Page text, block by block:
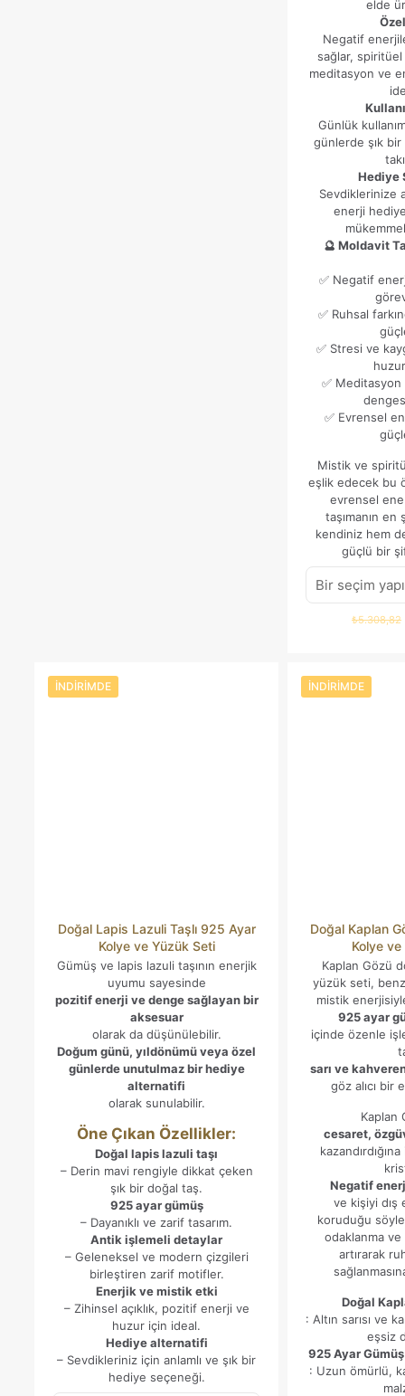
elde
Negatif
sağlar, spiritüel
meditasyon ve
Günlük
günlerde şık bir
Hediye
Sevdiklerinize
enerji
🔮 Moldavit
✅ Negatif
✅ Ruhsal
✅ Stresi ve
✅ Meditasyon
✅ Evrensel
Mistik ve
eşlik edecek bu
evrensel
taşımanın en
kendiniz hem
güçlü bir
₺5.308,82
İNDIRIMDE
Doğal Lapis Lazuli Taşlı 925 Ayar
Kolye ve Yüzük Seti
Gümüş ve lapis lazuli taşının enerjik
uyumu sayesinde
pozitif enerji ve denge sağlayan bir
aksesuar
olarak da düşünülebilir.
Doğum günü, yıldönümü veya özel
günlerde unutulmaz bir hediye
alternatifi
olarak sunulabilir.
Öne Çıkan Özellikler:
Doğal lapis lazuli taşı
– Derin mavi rengiyle dikkat çeken
şık bir doğal taş.
925 ayar gümüş
– Dayanıklı ve zarif tasarım.
Antik işlemeli detaylar
– Geleneksel ve modern çizgileri
birleştiren zarif motifler.
Enerjik ve mistik etki
– Zihinsel açıklık, pozitif enerji ve
huzur için ideal.
Hediye alternatifi
– Sevdikleriniz için anlamlı ve şık bir
hediye seçeneği.
İNDIRIMDE
Doğal Kaplan
Kolye
Kaplan Gözü
yüzük seti,
mistik
925 ayar
içinde özenle
sarı ve
göz alıcı bir
Kaplan
cesaret,
Negatif
ve kişiyi dış
koruduğu
odaklanma
artırarak
Doğal
: Altın sarısı ve
eşsiz
925 Ayar
: Uzun ömürlü,